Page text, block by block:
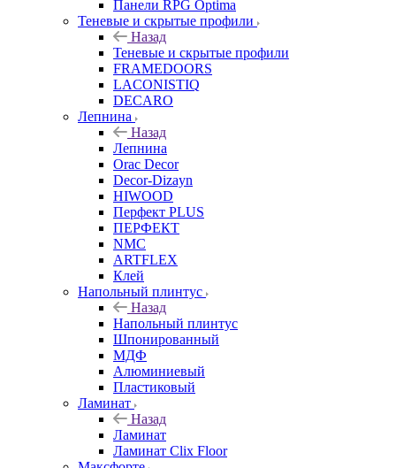
Панели RPG Optima
Теневые и скрытые профили
Назад
Теневые и скрытые профили
FRAMEDOORS
LACONISTIQ
DECARO
Лепнина
Назад
Лепнина
Orac Decor
Decor-Dizayn
HIWOOD
Перфект PLUS
ПЕРФЕКТ
NMC
ARTFLEX
Клей
Напольный плинтус
Назад
Напольный плинтус
Шпонированный
МДФ
Алюминиевый
Пластиковый
Ламинат
Назад
Ламинат
Ламинат Clix Floor